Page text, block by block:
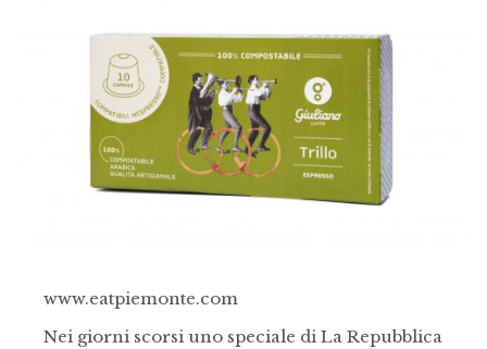
www.eatpiemonte.com
Nei giorni scorsi uno speciale di La Repubblica